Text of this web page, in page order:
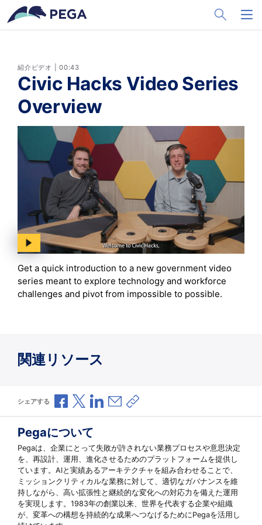
メインコンテンツに飛ぶ
Toggle
紹介ビデオ | 00:43
Civic Hacks Video Series
Overview
Get a quick introduction to a new government video
series meant to explore technology and workforce
challenges and pivot from impossible to possible.
関連リソース
シェアする Facebookで共有
Xで共有LinkedInで共有
メールで共有
共有リンクをコピー
Pegaについて
Pegaは、企業にとって失敗が許されない業務プロセスや意思決定
を、再設計、運用、進化させるためのプラットフォームを提供し
ています。AIと実績あるアーキテクチャを組み合わせることで、
ミッションクリティカルな業務に対して、適切なガバナンスを維
持しながら、高い拡張性と継続的な変化への対応力を備えた運用
を実現します。1983年の創業以来、世界を代表する企業や組織
が、変革への構想を持続的な成果へつなげるためにPegaを活用し